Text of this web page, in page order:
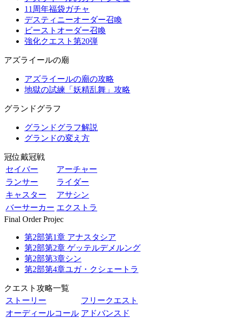
11周年福袋ガチャ
デスティニーオーダー召喚
ビーストオーダー召喚
強化クエスト第20弾
アズライールの廟
アズライールの廟の攻略
地獄の試練「妖精乱舞」攻略
グランドグラフ
グランドグラフ解説
グランドの変え方
冠位戴冠戦
セイバー
アーチャー
ランサー
ライダー
キャスター
アサシン
バーサーカー エクストラ
Final Order Projec
第2部第1章 アナスタシア
第2部第2章 ゲッテルデメルング
第2部第3章シン
第2部第4章ユガ・クシェートラ
クエスト攻略一覧
ストーリー
フリークエスト
オーディールコール アドバンスド